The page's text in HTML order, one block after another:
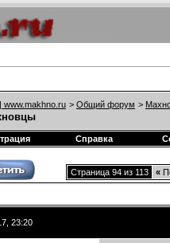
www.makhno.ru > Общий форум >
Справка
Страница 94 из 113 «
23:20